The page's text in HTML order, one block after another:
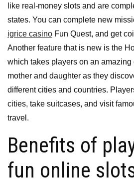
like real-money slots and are
states. You can complete new
igrice casino Fun Quest, and get
Another feature thatis new is the
which takes players on an
mother and daughter as they
different cities and countries.
cities, take suitcases, and visit
travel.
Benefits of
fun online